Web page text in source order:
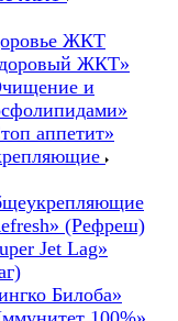
ЖКТ
ЖКТ»
и
аппетит»
(Рефреш)
Jet Lag»
Билоба»